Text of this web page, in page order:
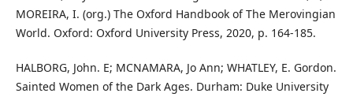
MOREIRA, I. (org.) The Oxford Handbook of The Merovingian
World. Oxford: Oxford University Press, 2020, p. 164-185.
HALBORG, John. E; MCNAMARA, Jo Ann; WHATLEY, E. Gordon.
Sainted Women of the Dark Ages. Durham: Duke University